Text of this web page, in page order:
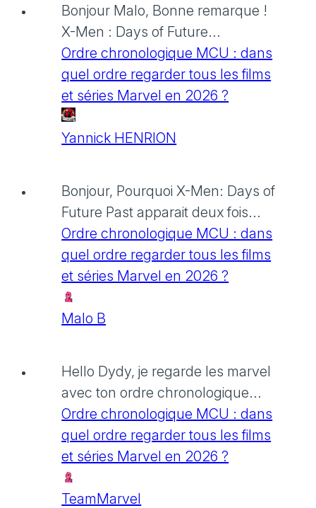
Bonjour Malo, Bonne remarque !
X-Men : Days of Future...
Ordre chronologique MCU : dans
quel ordre regarder tous les films
et séries Marvel en 2026 ?
Yannick HENRION
Bonjour, Pourquoi X-Men: Days of
Future Past apparait deux fois...
Ordre chronologique MCU : dans
quel ordre regarder tous les films
et séries Marvel en 2026 ?
Malo B
Hello Dydy, je regarde les marvel
avec ton ordre chronologique...
Ordre chronologique MCU : dans
quel ordre regarder tous les films
et séries Marvel en 2026 ?
TeamMarvel